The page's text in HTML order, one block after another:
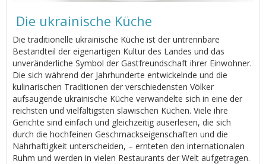
Die ukrainische Küche
Die traditionelle ukrainische Küche ist der untrennbare
Bestandteil der eigenartigen Kultur des Landes und das
unveränderliche Symbol der Gastfreundschaft ihrer Einwohner.
Die sich während der Jahrhunderte entwickelnde und die
kulinarischen Traditionen der verschiedensten Völker
aufsaugende ukrainische Küche verwandelte sich in eine der
reichsten und vielfältigsten slawischen Küchen. Viele ihre
Gerichte sind einfach und gleichzeitig auserlesen, die sich
durch die hochfeinen Geschmackseigenschaften und die
Nahrhaftigkeit unterscheiden, – ernteten den internationalen
Ruhm und werden in vielen Restaurants der Welt aufgetragen.